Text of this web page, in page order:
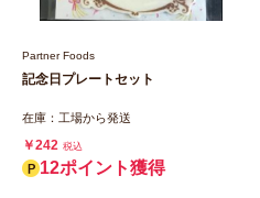
Partner Foods
記念日プレートセット
在庫：工場から発送
￥242 税込
12ポイント獲得